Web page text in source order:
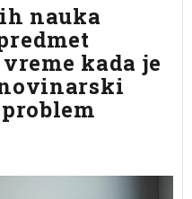
nauka
kada je